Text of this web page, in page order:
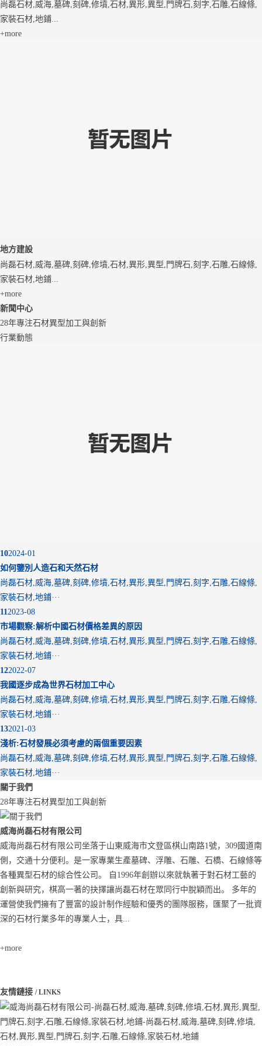
尚磊石材,威海,墓碑,刻碑,修墳,石材,異形,異型,門牌石,刻字,石雕,石線條,
家裝石材,地鋪...
+more
地方建設
尚磊石材,威海,墓碑,刻碑,修墳,石材,異形,異型,門牌石,刻字,石雕,石線條,
家裝石材,地鋪...
+more
新聞中心
28年專注石材異型加工與創新
行業動態
102024-01
如何鑒別人造石和天然石材
尚磊石材,威海,墓碑,刻碑,修墳,石材,異形,異型,門牌石,刻字,石雕,石線條,
家裝石材,地鋪···
112023-08
市場觀察:解析中國石材價格差異的原因
尚磊石材,威海,墓碑,刻碑,修墳,石材,異形,異型,門牌石,刻字,石雕,石線條,
家裝石材,地鋪···
122022-07
我國逐步成為世界石材加工中心
尚磊石材,威海,墓碑,刻碑,修墳,石材,異形,異型,門牌石,刻字,石雕,石線條,
家裝石材,地鋪···
132021-03
淺析:石材發展必須考慮的兩個重要因素
尚磊石材,威海,墓碑,刻碑,修墳,石材,異形,異型,門牌石,刻字,石雕,石線條,
家裝石材,地鋪···
關于我們
28年專注石材異型加工與創新
威海尚磊石材有限公司
威海尚磊石材有限公司坐落于山東威海市文登區棋山南路1號，309國道南
側，交通十分便利。是一家專業生產墓碑、浮雕、石雕、石橋、石線條等
各種異型石材的綜合性公司。 自1996年創辦以來就執著于對石材工藝的
創新與研究，棋高一著的抉擇讓尚磊石材在眾同行中脫穎而出。 多年的
運營使我們擁有了豐富的設計制作經驗和優秀的團隊服務，匯聚了一批資
深的石材行業多年的專業人士，具...
+more
友情鏈接 / LINKS